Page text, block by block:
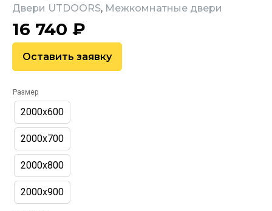
Двери UTDOORS, Межкомнатные двери
16 740 ₽
Оставить заявку
Размер
2000х600
2000х700
2000х800
2000х900